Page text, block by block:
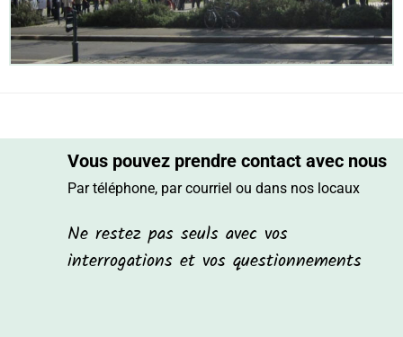
Vous pouvez prendre contact avec nous
Par téléphone, par courriel ou dans nos locaux
Ne restez pas seuls avec vos
interrogations et vos questionnements